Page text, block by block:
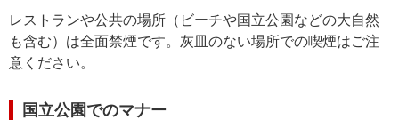
レストランや公共の場所（ビーチや国立公園などの大自然
も含む）は全面禁煙です。灰皿のない場所での喫煙はご注
意ください。
国立公園でのマナー